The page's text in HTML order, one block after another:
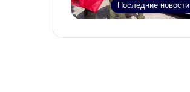
Последние новости